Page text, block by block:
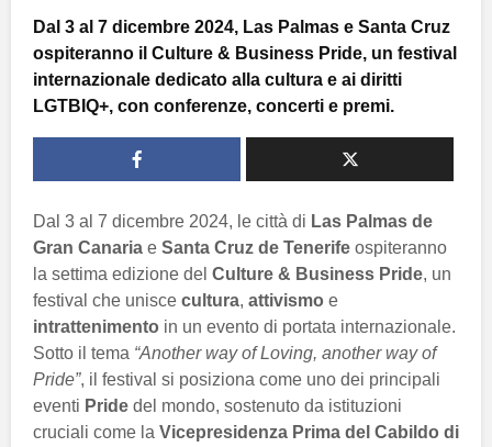
Dal 3 al 7 dicembre 2024, Las Palmas e Santa Cruz
ospiteranno il Culture & Business Pride, un festival
internazionale dedicato alla cultura e ai diritti
LGTBIQ+, con conferenze, concerti e premi.
Dal 3 al 7 dicembre 2024, le città di Las Palmas de
Gran Canaria e Santa Cruz de Tenerife ospiteranno
la settima edizione del Culture & Business Pride, un
festival che unisce cultura, attivismo e
intrattenimento in un evento di portata internazionale.
Sotto il tema “Another way of Loving, another way of
Pride”, il festival si posiziona come uno dei principali
eventi Pride del mondo, sostenuto da istituzioni
cruciali come la Vicepresidenza Prima del Cabildo di